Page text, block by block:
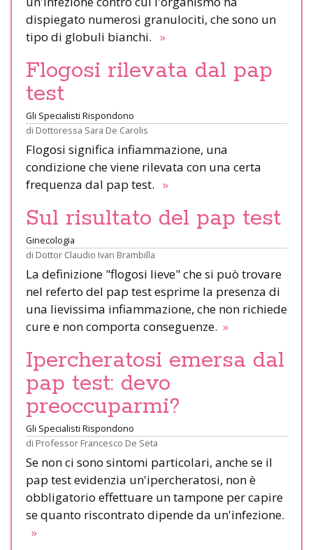
dispiegato numerosi granulociti, che sono un
tipo di globuli bianchi. »
Flogosi rilevata dal pap
test
Gli Specialisti Rispondono
di Dottoressa Sara De Carolis
Flogosi significa infiammazione, una
condizione che viene rilevata con una certa
frequenza dal pap test. »
Sul risultato del pap test
Ginecologia
di Dottor Claudio Ivan Brambilla
La definizione "flogosi lieve" che si può trovare
nel referto del pap test esprime la presenza di
una lievissima infiammazione, che non richiede
cure e non comporta conseguenze. »
Ipercheratosi emersa dal
pap test: devo
preoccuparmi?
Gli Specialisti Rispondono
di Professor Francesco De Seta
Se non ci sono sintomi particolari, anche se il
pap test evidenzia un'ipercheratosi, non è
obbligatorio effettuare un tampone per capire
se quanto riscontrato dipende da un'infezione.
»